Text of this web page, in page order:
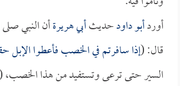
أوردأبو داودحديثأبي هريرةأن النبي
قال: (إذا سافرتم في الخصب فأعطوا الإبل
السير حتى ترعى وتستفيد من هذا